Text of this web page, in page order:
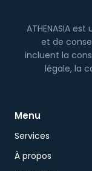
ATHENASIA
et de
incluent la
légale, la
Menu
Services
À propos